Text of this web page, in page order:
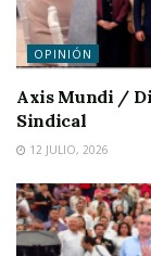
OPINIÓN
Axis Mundi /
Sindical
12 JULIO, 2026